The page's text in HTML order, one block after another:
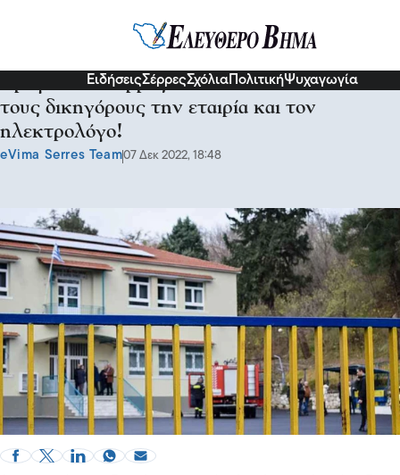
ΕιδήσειςΣέρρεςΣχόλια ΠολιτικήΨυχαγωγία
Τραγωδία – Σέρρες: Κοινή ανακοίνωση από
τους δικηγόρους την εταιρία και τον
ηλεκτρολόγο!
eVima Serres Team07 Δεκ 2022, 18:48